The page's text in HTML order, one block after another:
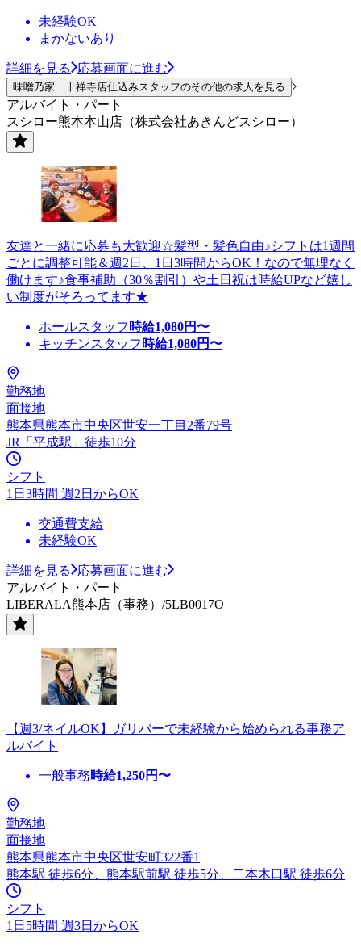
未経験OK
まかないあり
詳細を見る 応募画面に進む
味噌乃家 十禅寺店仕込みスタッフのその他の求人を見る
アルバイト・パート
スシロー熊本本山店（株式会社あきんどスシロー）
友達と一緒に応募も大歓迎☆髪型・髪色自由♪シフトは1週間
ごとに調整可能＆週2日、1日3時間からOK！なので無理なく
働けます♪食事補助（30％割引）や土日祝は時給UPなど嬉し
い制度がそろってます★
ホールスタッフ 時給1,080円〜
キッチンスタッフ 時給1,080円〜
勤務地
面接地
熊本県熊本市中央区世安一丁目2番79号
JR「平成駅」徒歩10分
シフト
1日3時間 週2日からOK
交通費支給
未経験OK
詳細を見る
応募画面に進む
アルバイト・パート
LIBERALA熊本店（事務）/5LB0017O
【週3/ネイルOK】ガリバーで未経験から始められる事務ア
ルバイト
一般事務時給1,250円〜
勤務地
面接地
熊本県熊本市中央区世安町322番1
熊本駅 徒歩6分、熊本駅前駅 徒歩5分、二本木口駅 徒歩6分
シフト
1日5時間 週3日からOK